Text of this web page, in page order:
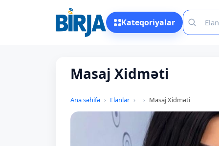
Kateqoriyalar
Masaj Xidməti
Ana səhifə Elanlar Masaj Xidməti